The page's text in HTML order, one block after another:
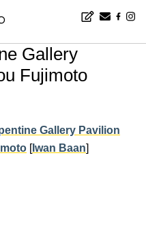
Gallery Pavilion 2013 – Sou Fujimoto
Gallery
Fujimoto
Gallery Pavilion
[Iwan Baan]